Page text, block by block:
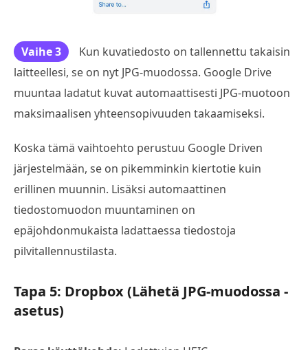
Vaihe 3
Kun kuvatiedosto on tallennettu takaisin
laitteellesi, se on nyt JPG-muodossa. Google Drive
muuntaa ladatut kuvat automaattisesti JPG-muotoon
maksimaalisen yhteensopivuuden takaamiseksi.
Koska tämä vaihtoehto perustuu Google Driven
järjestelmään, se on pikemminkin kiertotie kuin
erillinen muunnin. Lisäksi automaattinen
tiedostomuodon muuntaminen on
epäjohdonmukaista ladattaessa tiedostoja
pilvitallennustilasta.
Tapa 5: Dropbox (Lähetä JPG-muodossa -
asetus)